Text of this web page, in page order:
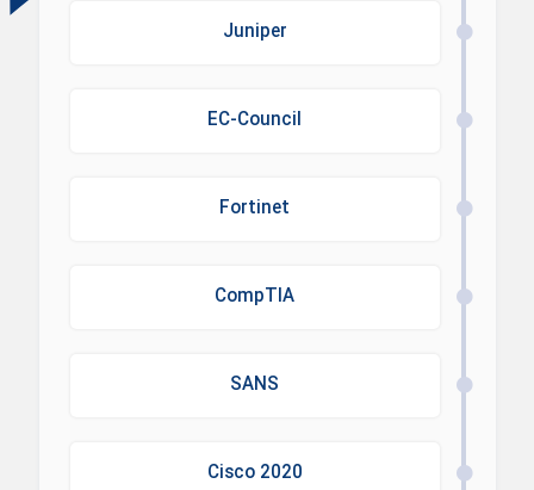
Juniper
EC-Council
Fortinet
CompTIA
SANS
Cisco 2020